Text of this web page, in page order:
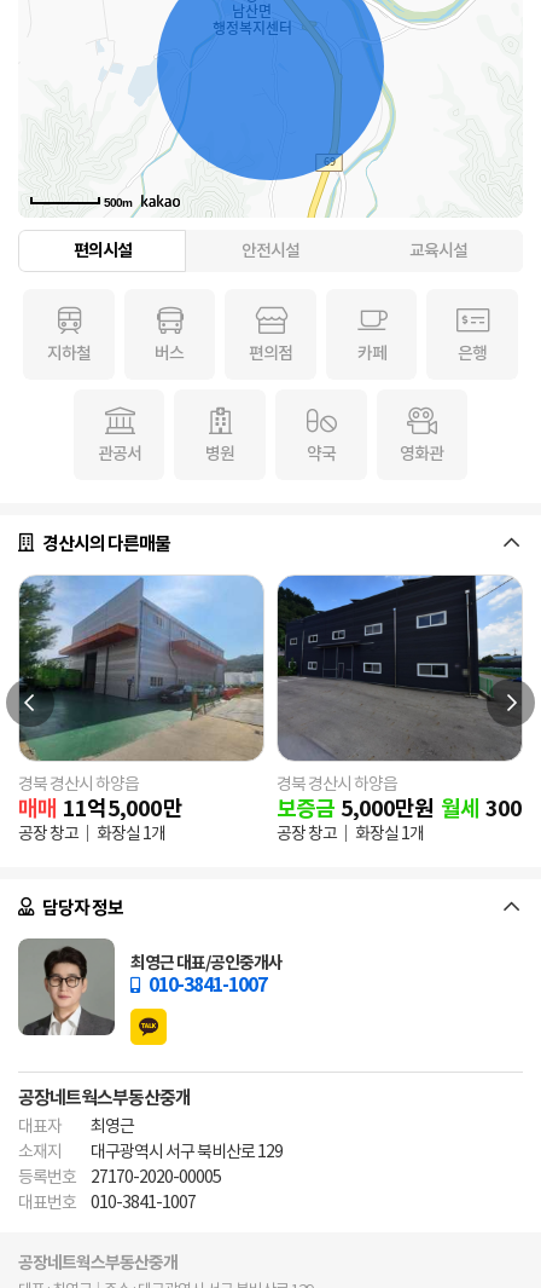
500m
편의시설 안전시설 교육시설
지하철 버스 편의점 카페 은행
관공서 병원 약국 영화관
경산시의 다른매물
경북 경산시 하양읍
매매 11억5,000만
공장 창고 화장실 1개
경북 경산시 하양읍
보증금 5,000만원 월세 300
공장 창고 화장실 1개
담당자 정보
최영근 대표/공인중개사
010-3841-1007
공장네트웍스부동산중개
대표자
최영근
소재지
대구광역시 서구 북비산로 129
등록번호
27170-2020-00005
대표번호
010-3841-1007
공장네트웍스부동산중개